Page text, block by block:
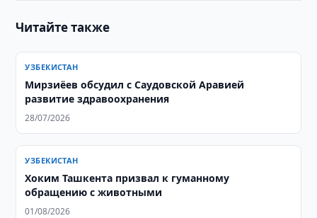
Читайте также
УЗБЕКИСТАН
Мирзиёев обсудил с Саудовской Аравией
развитие здравоохранения
28/07/2026
УЗБЕКИСТАН
Хоким Ташкента призвал к гуманному
обращению с животными
01/08/2026